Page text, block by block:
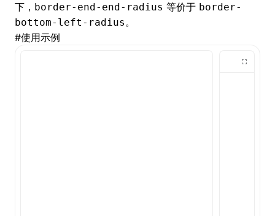
下， border-end-end-radius 等价于 border-
bottom-left-radius。
#使用示例